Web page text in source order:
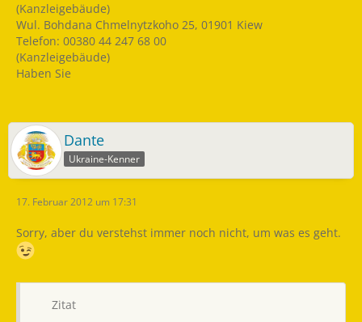
(Kanzleigebäude)
Wul. Bohdana Chmelnytzkoho 25, 01901 Kiew
Telefon: 00380 44 247 68 00
(Kanzleigebäude)
Haben Sie
Dante
Ukraine-Kenner
17. Februar 2012 um 17:31
Sorry, aber du verstehst immer noch nicht, um was es geht.
Zitat